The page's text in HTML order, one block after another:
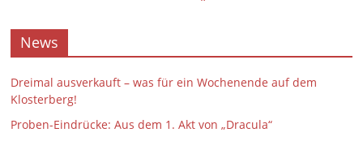
News
Dreimal ausverkauft – was für ein Wochenende auf dem
Klosterberg!
Proben-Eindrücke: Aus dem 1. Akt von „Dracula“